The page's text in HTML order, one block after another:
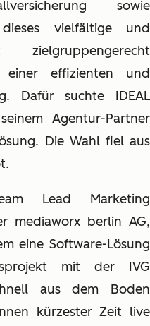
sowie
vielfältige und
zielgruppengerecht
einer effizienten und
Dafür suchte IDEAL
Agentur-Partner
Die Wahl fiel aus
Lead Marketing
mediaworx berlin AG,
eine Software-Lösung
mit der IVG
aus dem Boden
kürzester Zeit live